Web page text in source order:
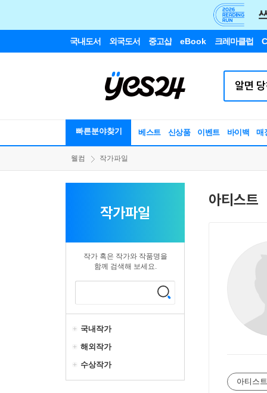
국내도서 외국도서 중고샵 eBook 크레마클럽
빠른분야찾기 베스트 신상품 이벤트 바이백 매
웰컴 작가파일
작가파일
작가 혹은 작가와 작품명을
함께 검색해 보세요.
국내작가
해외작가
수상작가
아티스트
아티스